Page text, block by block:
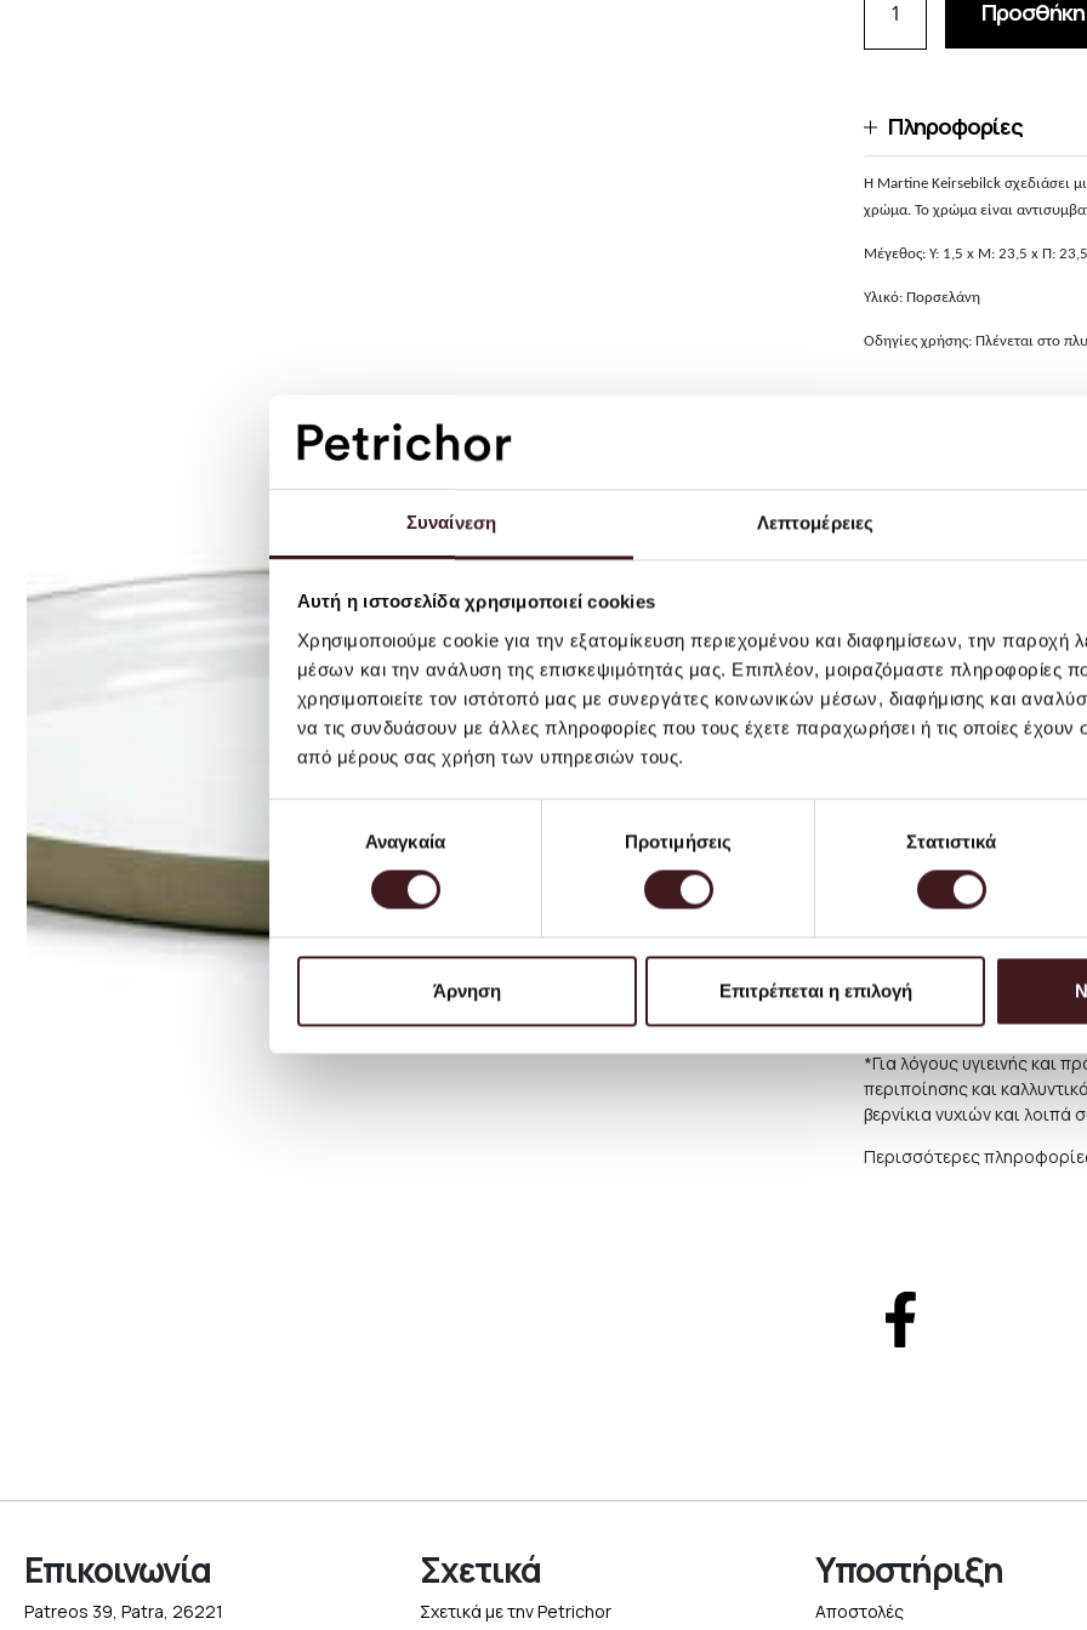
Συναίνεση Λεπτομέρειες
Αυτή η ιστοσελίδα χρησιμοποιεί cookies
Χρησιμοποιούμε cookie για την εξατομίκευση περιεχομένου και διαφημίσεων, την παροχή
μέσων και την ανάλυση της επισκεψιμότητάς μας. Επιπλέον, μοιραζόμαστε πληροφορίες
χρησιμοποιείτε τον ιστότοπό μας με συνεργάτες κοινωνικών μέσων, διαφήμισης και
να τις συνδυάσουν με άλλες πληροφορίες που τους έχετε παραχωρήσει ή τις οποίες έχουν
από μέρους σας χρήση των υπηρεσιών τους.
συγκατάθεσηςΑναγκαία Προτιμήσεις Στατιστικά
Άρνηση Επιτρέπεται η επιλογή
Προσθήκη
Πληροφορίες
Η Martine Keirsebilck σχεδιάσει
χρώμα. Το χρώμα είναι
Μέγεθος: Υ: 1,5 x Μ: 23,5 x Π:
Υλικό: Πορσελάνη
Οδηγίες χρήσης: Πλένεται στο
Για παραγγελίες αξίας
ΔΩΡΕΑΝ, εκτός από
φωτισμού, τα οποία είναι
ως κανονικά δέματα. Κατά
Το κόστος αποστολής για
προϊόντα έως 2 κιλά).
ακριβές κόστος
εκτιμάται σε περίπου 6
ειδική παράδοση ή
τις περιπτώσεις αυτές,
συνεννοηθείτε σχετικά
αποστέλλοντας email στην
στο να προσφέρου με την
να κανονίσετε την
Για παραδόσεις σε χώρες
και την συγκεκριμένη
συνιστούμε πριν
ηλεκτρονικής
θα σας ενημερώνουμε για
επιθυμείτε.
*Για λόγους υγιεινής και
περιποίησης και
βερνίκια νυχιών και λοιπά
Περισσότερες
Επικοινωνία
Patreos 39, Patra, 26221
Σχετικά
Σχετικά με την Petrichor
Υποστήριξη
Αποστολές